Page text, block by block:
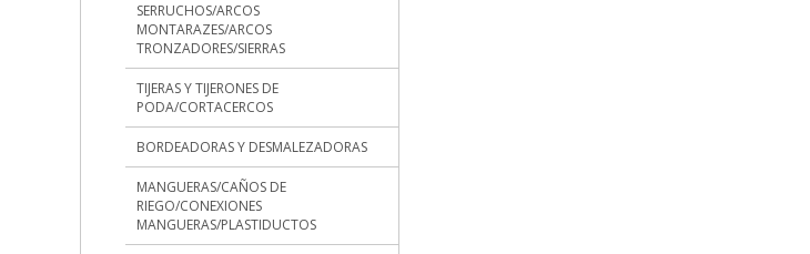
SERRUCHOS/ARCOS
MONTARAZES/ARCOS
TRONZADORES/SIERRAS
TIJERAS Y TIJERONES DE
PODA/CORTACERCOS
BORDEADORAS Y DESMALEZADORAS
MANGUERAS/CAÑOS DE
RIEGO/CONEXIONES
MANGUERAS/PLASTIDUCTOS